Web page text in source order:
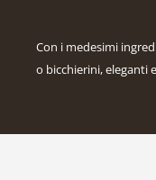
Con i medesimi
o bicchierini, eleganti